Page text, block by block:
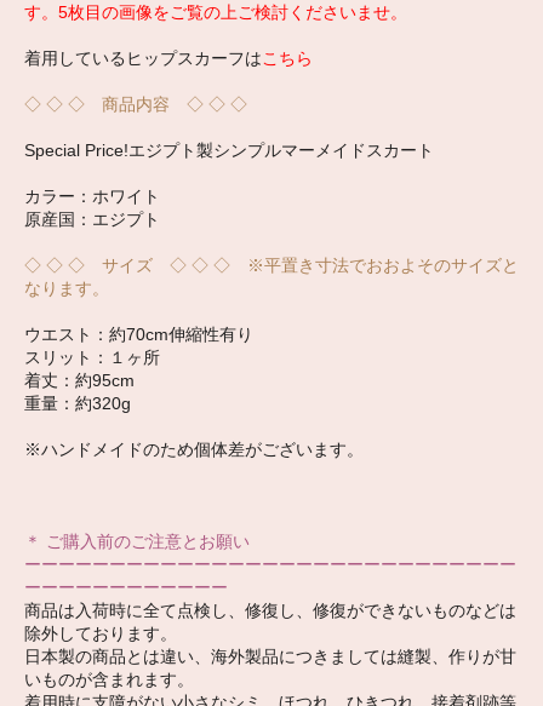
す。5枚目の画像をご覧の上ご検討くださいませ。
着用しているヒップスカーフはこちら
◇ ◇ ◇ 商品内容 ◇ ◇ ◇
Special Price!エジプト製シンプルマーメイドスカート
カラー：ホワイト
原産国：エジプト
◇ ◇ ◇ サイズ ◇ ◇ ◇ ※平置き寸法でおおよそのサイズと
なります。
ウエスト：約70cm伸縮性有り
スリット：１ヶ所
着丈：約95cm
重量：約320g
※ハンドメイドのため個体差がございます。
＊ ご購入前のご注意とお願い
ーーーーーーーーーーーーーーーーーーーーーーーーーーーーー
ーーーーーーーーーーーー
商品は入荷時に全て点検し、修復し、修復ができないものなどは
除外しております。
日本製の商品とは違い、海外製品につきましては縫製、作りが甘
いものが含まれます。
着用時に支障がない小さなシミ、ほつれ、ひきつれ、接着剤跡等